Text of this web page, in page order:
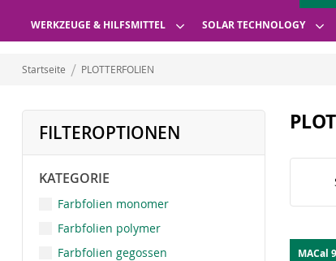
WERKZEUGE & HILFSMITTEL SOLAR TECHNOLOGY
Startseite PLOTTERFOLIEN
MACal
FILTEROPTIONEN
KATEGORIE
Farbfolien monomer
Farbfolien polymer
Farbfolien gegossen